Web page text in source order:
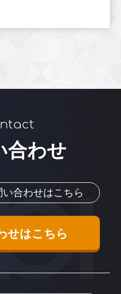
合わせ
合わせはこちら
せはこちら